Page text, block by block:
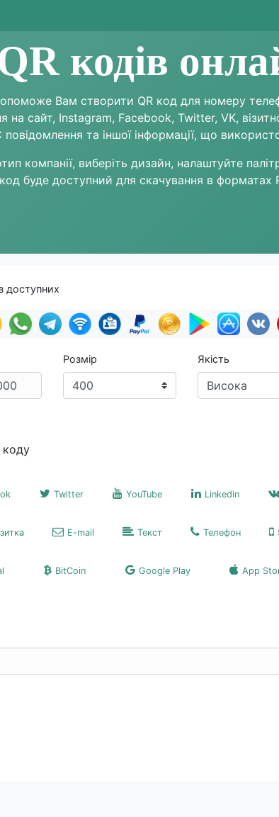
кодів
Вам створити QR код для номеру
сайт, Instagram, Facebook, Twitter, VK,
та іншої інформації, що
компанії, виберіть дизайн, налаштуйте
буде доступний для скачування в форматах
доступних
Розмір Якість
коду
Twitter YouTube Linkedin
E-mail Текст Телефон
BitCoin Google Play App